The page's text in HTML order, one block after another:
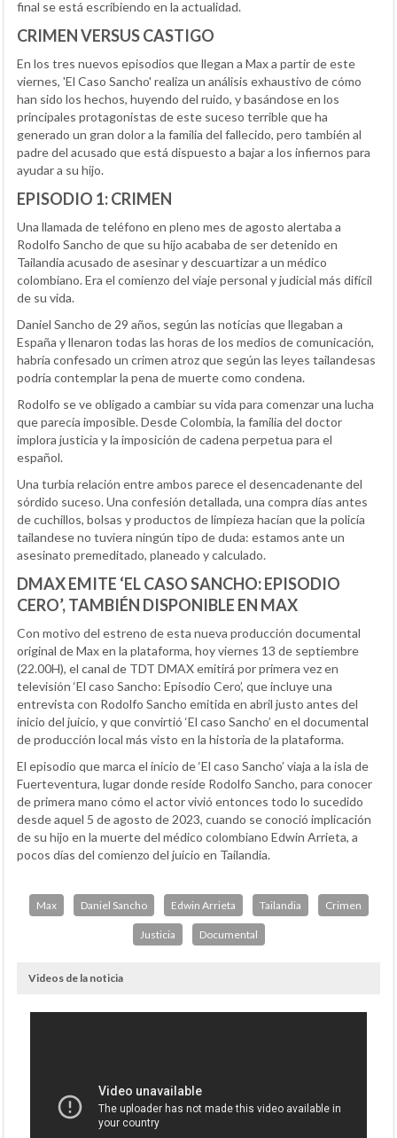
final se está escribiendo en la actualidad.
CRIMEN VERSUS CASTIGO
En los tres nuevos episodios que llegan a Max a partir de este
viernes, 'El Caso Sancho' realiza un análisis exhaustivo de cómo
han sido los hechos, huyendo del ruido, y basándose en los
principales protagonistas de este suceso terrible que ha
generado un gran dolor a la familia del fallecido, pero también al
padre del acusado que está dispuesto a bajar a los infiernos para
ayudar a su hijo.
EPISODIO 1: CRIMEN
Una llamada de teléfono en pleno mes de agosto alertaba a
Rodolfo Sancho de que su hijo acababa de ser detenido en
Tailandia acusado de asesinar y descuartizar a un médico
colombiano. Era el comienzo del viaje personal y judicial más difícil
de su vida.
Daniel Sancho de 29 años, según las noticias que llegaban a
España y llenaron todas las horas de los medios de comunicación,
habría confesado un crimen atroz que según las leyes tailandesas
podría contemplar la pena de muerte como condena.
Rodolfo se ve obligado a cambiar su vida para comenzar una lucha
que parecía imposible. Desde Colombia, la familia del doctor
implora justicia y la imposición de cadena perpetua para el
español.
Una turbia relación entre ambos parece el desencadenante del
sórdido suceso. Una confesión detallada, una compra días antes
de cuchillos, bolsas y productos de limpieza hacían que la policía
tailandese no tuviera ningún tipo de duda: estamos ante un
asesinato premeditado, planeado y calculado.
DMAX EMITE ‘EL CASO SANCHO: EPISODIO
CERO’, TAMBIÉN DISPONIBLE EN MAX
Con motivo del estreno de esta nueva producción documental
original de Max en la plataforma, hoy viernes 13 de septiembre
(22.00H), el canal de TDT DMAX emitirá por primera vez en
televisión ‘El caso Sancho: Episodio Cero’, que incluye una
entrevista con Rodolfo Sancho emitida en abril justo antes del
inicio del juicio, y que convirtió ‘El caso Sancho’ en el documental
de producción local más visto en la historia de la plataforma.
El episodio que marca el inicio de ‘El caso Sancho’ viaja a la isla de
Fuerteventura, lugar donde reside Rodolfo Sancho, para conocer
de primera mano cómo el actor vivió entonces todo lo sucedido
desde aquel 5 de agosto de 2023, cuando se conoció implicación
de su hijo en la muerte del médico colombiano Edwin Arrieta, a
pocos días del comienzo del juicio en Tailandia.
Max Daniel Sancho Edwin Arrieta Tailandia Crimen
Justicia Documental
Videos de la noticia